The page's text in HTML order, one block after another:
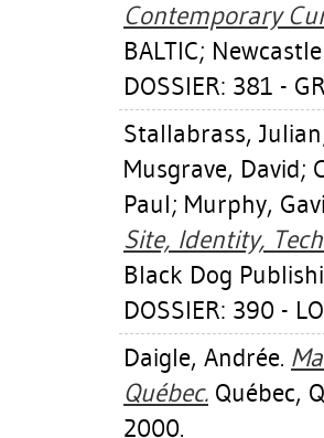
Contemporary
BALTIC;
DOSSIER: 381 -
Stallabrass, Julian
Musgrave, David;
Paul; Murphy,
Site, Identity,
Black Dog
DOSSIER: 390 -
Daigle, Andrée.
Québec. Québec,
2000.